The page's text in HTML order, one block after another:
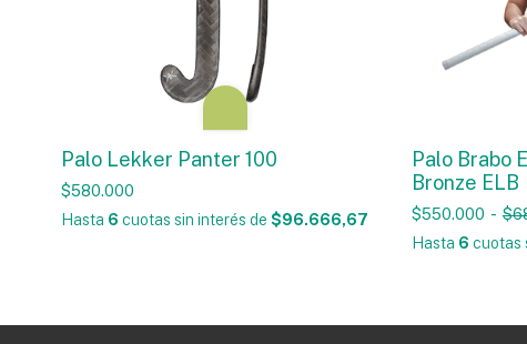
Palo Lekker Panter 100
$580.000
Hasta 6 cuotas sin interés de $96.666,67
Palo Brabo
Bronze ELB
$550.000 -
Hasta 6 cuotas